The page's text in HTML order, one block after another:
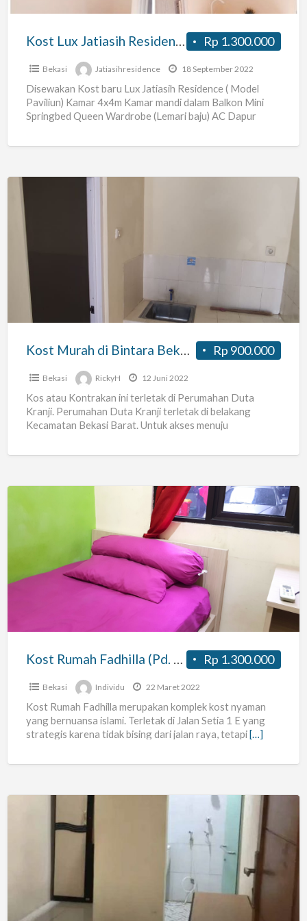
Rp 1.300.000
Kost Lux Jatiasih Residence
Bekasi Jatiasihresidence 18 September 2022
Disewakan Kost baru Lux Jatiasih Residence ( Model
Paviliun) Kamar 4x4m Kamar mandi dalam Balkon Mini
Springbed Queen Wardrobe (Lemari baju) AC Dapur
Kost
Murah
Bintara
Bekasi
(Duta
Kranji)
Rp 900.000
Kost Murah di Bintara Bekasi (Duta Kranji)
Bekasi RickyH 12 Juni 2022
Kos atau Kontrakan ini terletak di Perumahan Duta
Kranji. Perumahan Duta Kranji terletak di belakang
Kecamatan Bekasi Barat. Untuk akses menuju
(Pd.
Rp 1.300.000
Kost Rumah Fadhilla (Pd. Gede, Bekasi)
Bekasi Individu 22 Maret 2022
Kost Rumah Fadhilla merupakan komplek kost nyaman
yang bernuansa islami. Terletak di Jalan Setia 1 E yang
strategis karena tidak bising dari jalan raya, tetapi[…]
Jatiwarna